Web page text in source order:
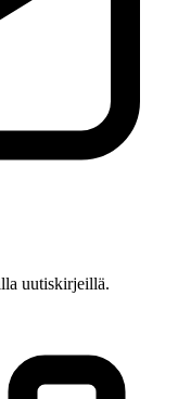
uutiskirjeillä.